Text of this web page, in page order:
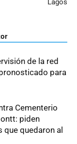
Lagos
de la red
para
Cementerio
piden
quedaron al